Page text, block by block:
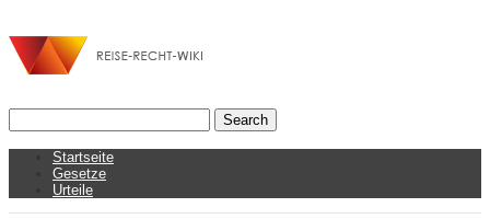
Startseite
Gesetze
Urteile